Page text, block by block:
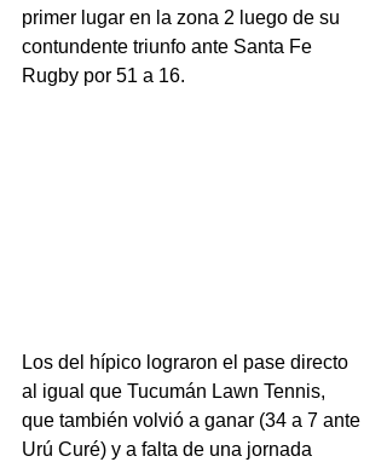
primer lugar en la zona 2 luego de su
contundente triunfo ante Santa Fe
Rugby por 51 a 16.
Los del hípico lograron el pase directo
al igual que Tucumán Lawn Tennis,
que también volvió a ganar (34 a 7 ante
Urú Curé) y a falta de una jornada